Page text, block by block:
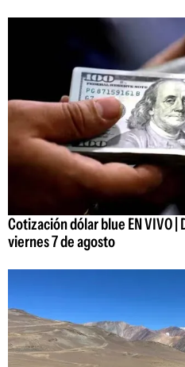
Cotización dólar blue EN VIVO |
viernes 7 de agosto